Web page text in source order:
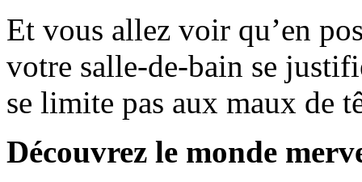
Et vous allez voir qu’en
votre salle-de-bain se
se limite pas aux maux de
Découvrez le monde